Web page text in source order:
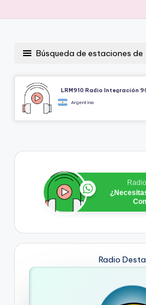
Búsqueda de estaciones de
LRM910 Radio Integración
Argentina
Radio